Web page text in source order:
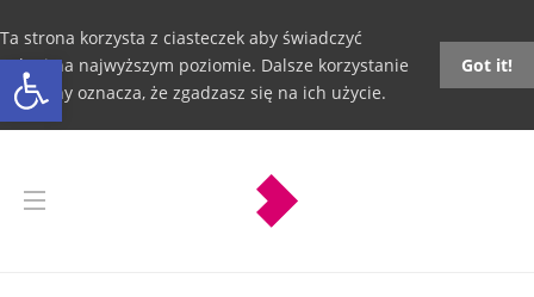
Otwórz pasek narzędzi
Ta strona korzysta z ciasteczek aby świadczyć
usługi na najwyższym poziomie. Dalsze korzystanie
ze strony oznacza, że zgadzasz się na ich użycie.
Got it!